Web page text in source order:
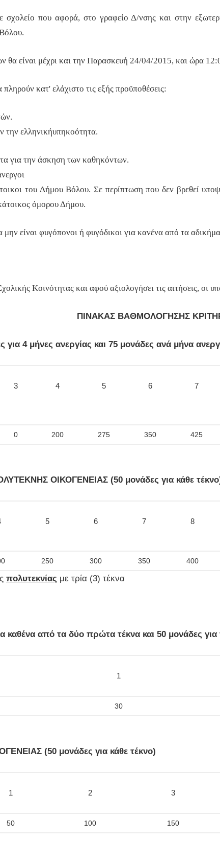
που αφορά, στο γραφείο Δ/νσης και στην
θα είναι μέχρι και την Παρασκευή 24/04/2015, και ώρα
κατ' ελάχιστο τις εξής προϋποθέσεις:
ν την ελληνικήυπηκοότητα.
για την άσκηση των καθηκόντων.
του Δήμου Βόλου. Σε περίπτωση που δεν βρεθεί
όμορου Δήμου.
μην είναι φυγόπονοι ή φυγόδικοι για κανένα από τα
Κοινότητας και αφού αξιολογήσει τις αιτήσεις, οι
ΠΙΝΑΚΑΣ ΒΑΘΜΟΛΟΓΗΣΗΣ
4 μήνες ανεργίας και 75 μονάδες ανά μήνα
3 4 5 6 7
0 200 275 350 425
ΟΙΚΟΓΕΝΕΙΑΣ (50 μονάδες για κάθε
5 6 7 8
250 300 350 400
πολυτεκνίας με τρία (3) τέκνα
από τα δύο πρώτα τέκνα και 50 μονάδες για
1
30
(50 μονάδες για κάθε τέκνο)
1 2 3
50 100 150